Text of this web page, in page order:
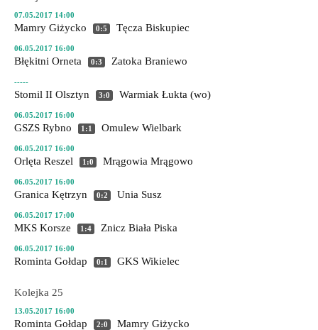
07.05.2017 14:00
Mamry Giżycko 0:5 Tęcza Biskupiec
06.05.2017 16:00
Błękitni Orneta 0:3 Zatoka Braniewo
-----
Stomil II Olsztyn 3:0 Warmiak Łukta (wo)
06.05.2017 16:00
GSZS Rybno 1:1 Omulew Wielbark
06.05.2017 16:00
Orlęta Reszel 1:0 Mrągowia Mrągowo
06.05.2017 16:00
Granica Kętrzyn 0:2 Unia Susz
06.05.2017 17:00
MKS Korsze 1:4 Znicz Biała Piska
06.05.2017 16:00
Rominta Gołdap 0:1 GKS Wikielec
Kolejka 25
13.05.2017 16:00
Rominta Gołdap 2:0 Mamry Giżycko